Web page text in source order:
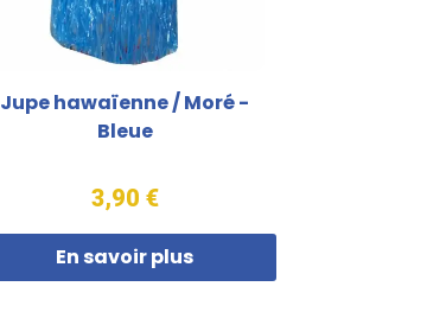
Jupe hawaïenne / Moré -
Bleue
3,90 €
En savoir plus